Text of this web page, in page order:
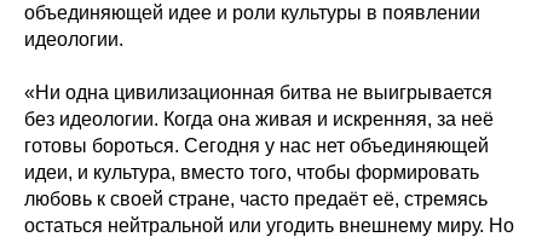
объединяющей идее и роли культуры в появлении
идеологии.
«Ни одна цивилизационная битва не выигрывается
без идеологии. Когда она живая и искренняя, за неё
готовы бороться. Сегодня у нас нет объединяющей
идеи, и культура, вместо того, чтобы формировать
любовь к своей стране, часто предаёт её, стремясь
остаться нейтральной или угодить внешнему миру. Но